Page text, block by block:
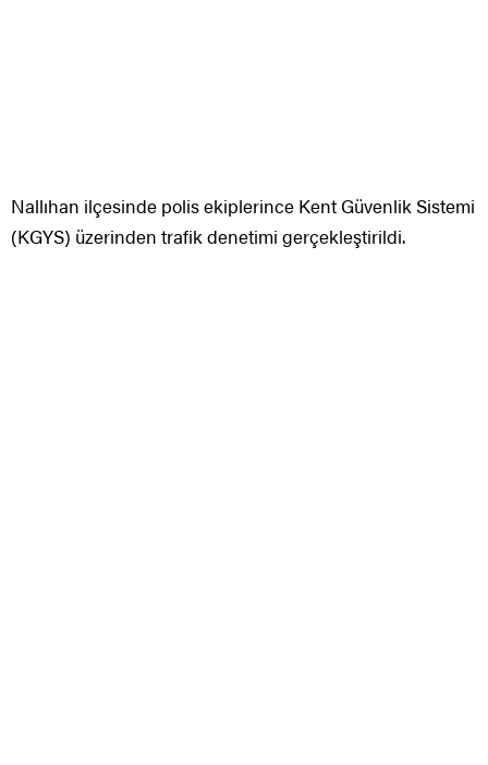
Nallıhan ilçesinde polis ekiplerince Kent Güvenlik Sistemi
(KGYS) üzerinden trafik denetimi gerçekleştirildi.